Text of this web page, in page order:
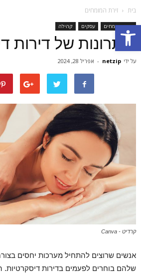
Open toolbar
בית זירת המומחים
זירת המומחים עסקים קהילה
היתרונות של דירות
על ידי netzip
- אפריל 28, 2024
קרדיט - Canva
אנשים שרוצים להתחיל מערכות יחסים
שלהם בוחרים לפעמים בדירות דיסקרטיות.